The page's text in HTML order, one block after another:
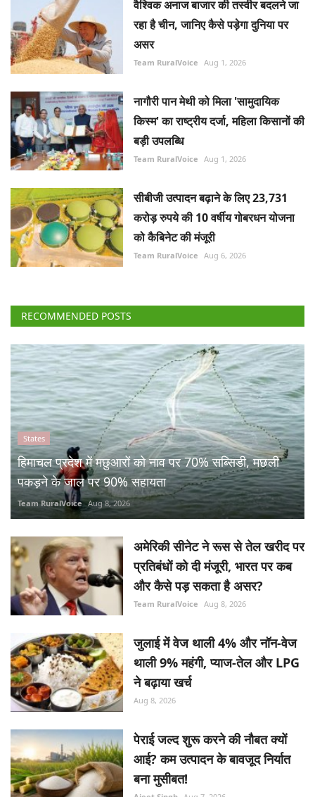
वैश्विक अनाज बाजार की तस्वीर बदलने जा
रहा है चीन, जानिए कैसे पड़ेगा दुनिया पर
असर
Team RuralVoice Aug 1, 2026
नागौरी पान मेथी को मिला 'सामुदायिक
किस्म' का राष्ट्रीय दर्जा, महिला किसानों की
बड़ी उपलब्धि
Team RuralVoice Aug 1, 2026
सीबीजी उत्पादन बढ़ाने के लिए 23,731
करोड़ रुपये की 10 वर्षीय गोबरधन योजना
को कैबिनेट की मंजूरी
Team RuralVoice Aug 6, 2026
RECOMMENDED POSTS
States
हिमाचल प्रदेश में मछुआरों को नाव पर 70% सब्सिडी, मछली
पकड़ने के जाल पर 90% सहायता
Team RuralVoice Aug 8, 2026
अमेरिकी सीनेट ने रूस से तेल खरीद पर
प्रतिबंधों को दी मंजूरी, भारत पर कब
और कैसे पड़ सकता है असर?
Team RuralVoice Aug 8, 2026
जुलाई में वेज थाली 4% और नॉन-वेज
थाली 9% महंगी, प्याज-तेल और LPG
ने बढ़ाया खर्च
Aug 8, 2026
पेराई जल्द शुरू करने की नौबत क्यों
आई? कम उत्पादन के बावजूद निर्यात
बना मुसीबत!